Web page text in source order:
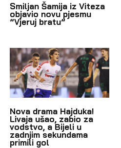
Smiljan Šamija iz Viteza
objavio novu pjesmu
”Vjeruj bratu”
Nova drama Hajduka!
Livaja ušao, zabio za
vodstvo, a Bijeli u
zadnjim sekundama
primili gol